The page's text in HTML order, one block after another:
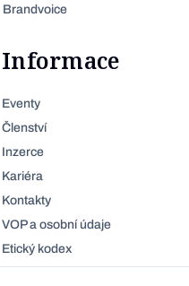
Brandvoice
Informace
Eventy
Členství
Inzerce
Kariéra
Kontakty
VOP a osobní údaje
Etický kodex